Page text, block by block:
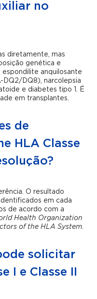
no
diretamente, mas
genética e
anquilosante
DQ2/DQ8), narcolepsia
e diabetes tipo 1. É
em transplantes.
de
HLA Classe
O resultado
em cada
de acordo com a
Health Organization
of the HLA System.
solicitar
I e Classe II